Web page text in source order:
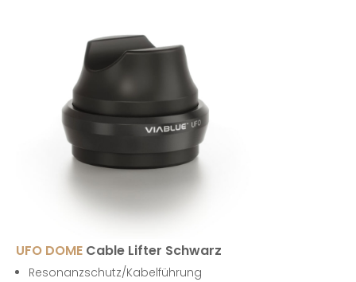
UFO DOME Cable Lifter Schwarz
Resonanzschutz/Kabelführung